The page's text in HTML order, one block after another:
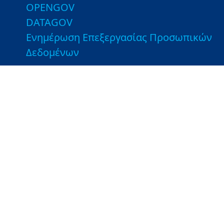
OPENGOV
DATAGOV
Ενημέρωση Επεξεργασίας Προσωπικών
Δεδομένων